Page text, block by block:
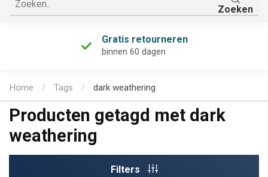
Zoeken
Gratis retourneren
binnen 60 dagen
Home / Tags / dark weathering
Producten getagd met dark
weathering
Filters